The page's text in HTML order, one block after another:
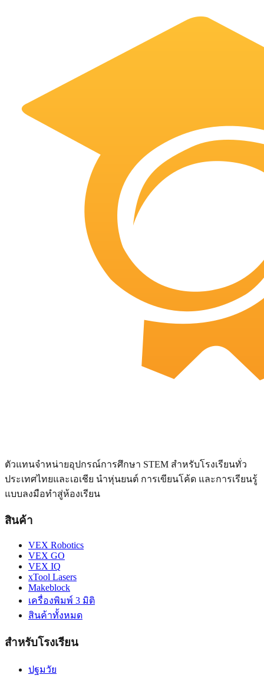
ตัวแทนจำหน่ายอุปกรณ์การศึกษา STEM สำหรับโรงเรียนทั่ว
ประเทศไทยและเอเชีย นำหุ่นยนต์ การเขียนโค้ด และการเรียนรู้
แบบลงมือทำสู่ห้องเรียน
สินค้า
VEX Robotics
VEX GO
VEX IQ
xTool Lasers
Makeblock
เครื่องพิมพ์ 3 มิติ
สินค้าทั้งหมด
สำหรับโรงเรียน
ปฐมวัย